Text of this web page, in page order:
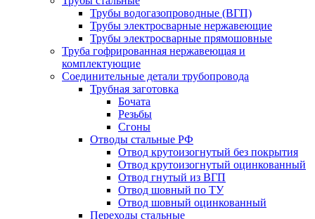
Трубы водогазопроводные (ВГП)
Трубы электросварные нержавеющие
Трубы электросварные прямошовные
Труба гофрированная нержавеющая и
комплектующие
Соединительные детали трубопровода
Трубная заготовка
Бочата
Резьбы
Сгоны
Отводы стальные РФ
Отвод крутоизогнутый без покрытия
Отвод крутоизогнутый оцинкованный
Отвод гнутый из ВГП
Отвод шовный по ТУ
Отвод шовный оцинкованный
Переходы стальные